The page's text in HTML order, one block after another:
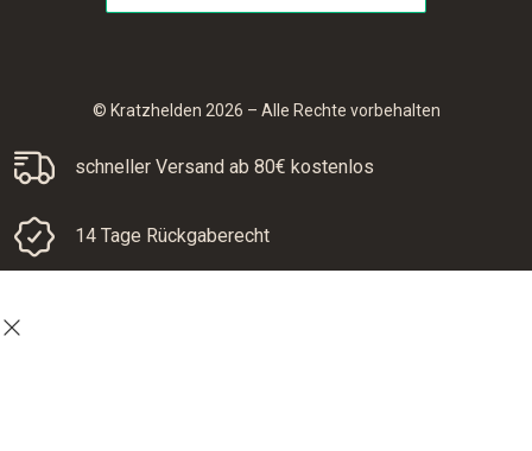
© Kratzhelden 2026 – Alle Rechte vorbehalten
schneller Versand ab 80€ kostenlos
14 Tage Rückgaberecht